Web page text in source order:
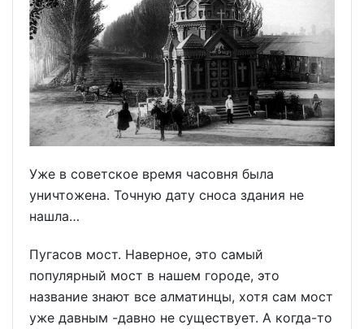
Уже в советское время часовня была
уничтожена. Точную дату сноса здания не
нашла…
Пугасов мост. Наверное, это самый
популярный мост в нашем городе, это
название знают все алматинцы, хотя сам мост
уже давным -давно не существует. А когда-то